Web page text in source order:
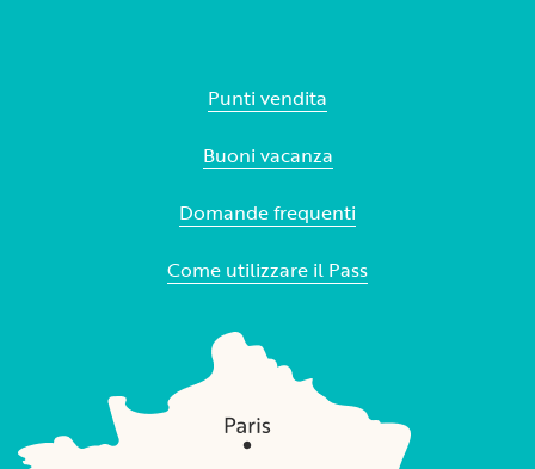
Punti vendita
Buoni vacanza
Domande frequenti
Come utilizzare il Pass